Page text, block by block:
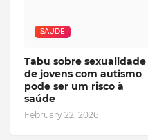
SAUDE
Tabu sobre sexualidade
de jovens com autismo
pode ser um risco à
saúde
February 22, 2026